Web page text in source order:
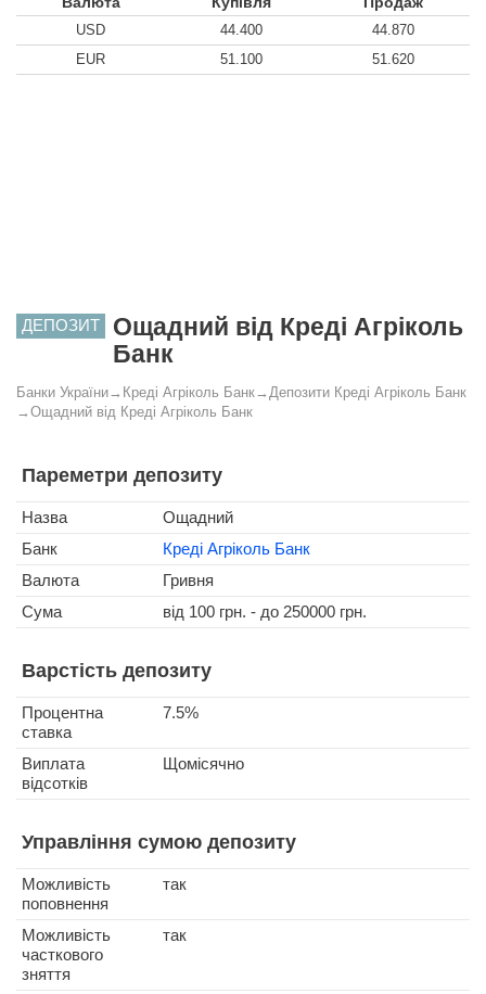
USD 44.400
44.870
EUR
51.100 51.620
ДЕПОЗИТ
Ощадний від Креді Агріколь
Банк
Банки України→ Креді Агріколь Банк→ Депозити Креді Агріколь Банк
→ Ощадний від Креді Агріколь Банк
Пареметри депозиту
Назва
Ощадний
Банк
Креді Агріколь Банк
Валюта
Гривня
Сума
від 100 грн. - до 250000 грн.
Варстість депозиту
Процентна
ставка
7.5%
Виплата
відсотків
Щомісячно
Управління сумою депозиту
Можливість
поповнення
так
Можливість
часткового
зняття
так